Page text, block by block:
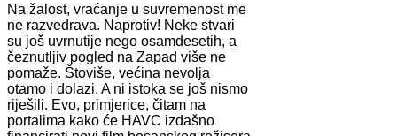
Na žalost, vraćanje u suvremenost me
ne razvedrava. Naprotiv! Neke stvari
su još uvrnutije nego osamdesetih, a
čeznutljiv pogled na Zapad više ne
pomaže. Štoviše, većina nevolja
otamo i dolazi. A ni istoka se još nismo
riješili. Evo, primjerice, čitam na
portalima kako će HAVC izdašno